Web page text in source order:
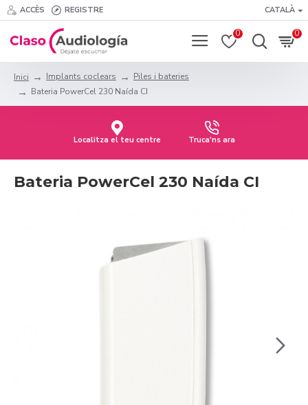
ACCÈS REGISTRE CATALÀ
0 0
Inici Implants coclears
Piles i bateries
Bateria PowerCel 230 Naída CI
Localitza el teu centre Truca'ns ara
Bateria PowerCel 230 Naída CI